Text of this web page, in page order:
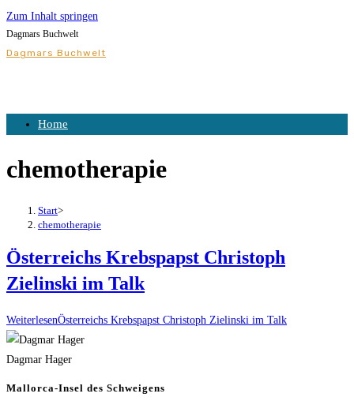
Zum Inhalt springen
Dagmars Buchwelt
Dagmars Buchwelt
Home
chemotherapie
Start>
chemotherapie
Österreichs Krebspapst Christoph
Zielinski im Talk
WeiterlesenÖsterreichs Krebspapst Christoph Zielinski im Talk
Dagmar Hager
Mallorca-Insel des Schweigens